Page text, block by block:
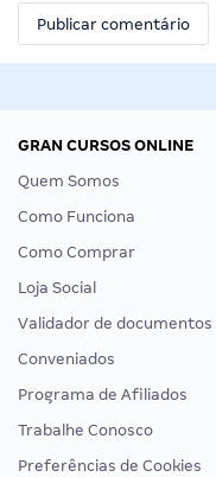
GRAN CURSOS ONLINE
Quem Somos
Como Funciona
Como Comprar
Loja Social
Validador de documentos
Conveniados
Programa de Afiliados
Trabalhe Conosco
Preferências de Cookies